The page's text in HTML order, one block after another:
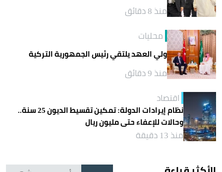
منذ 8 دقائق
محليات
ولي العهد يلتقي رئيس الجمهورية التركية
منذ 9 دقائق
اقتصاد
نظام إيرادات الدولة: تمكين تقسيط الديون 25 سنة..
وحالات للإعفاء حتى مليون ريال
منذ 13 دقيقة